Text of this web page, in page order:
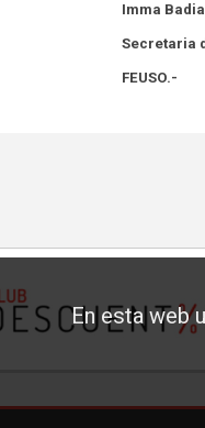
En esta web
Imma
Secretaria
FEUSO.-